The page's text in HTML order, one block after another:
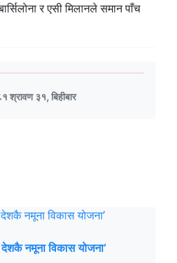
र एसी मिलानले समान पाँच
श्रावण ३१, बिहीबार
नमूना विकास योजना’